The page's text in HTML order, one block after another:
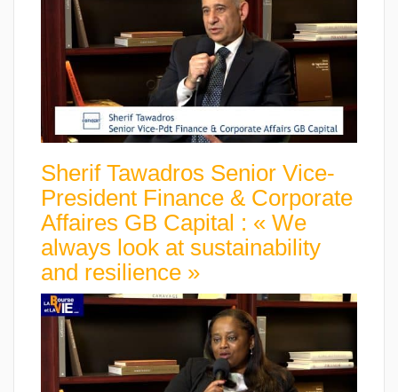
Sherif Tawadros Senior Vice-
President Finance & Corporate
Affaires GB Capital : « We
always look at sustainability
and resilience »